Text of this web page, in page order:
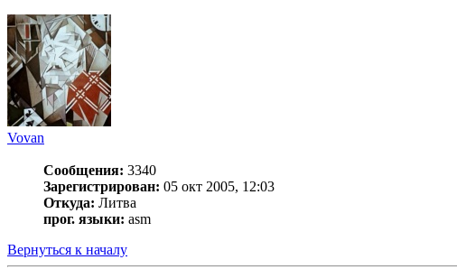
Vovan
Сообщения: 3340
Зарегистрирован: 05 окт 2005, 12:03
Откуда: Литва
прог. языки: asm
Вернуться к началу